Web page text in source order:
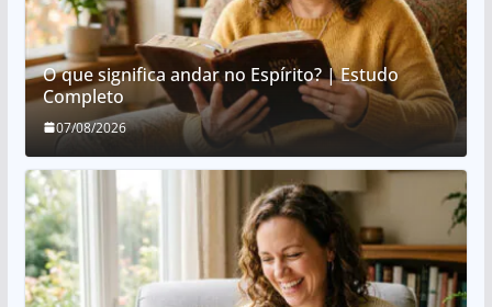
O que significa andar no Espírito? | Estudo
Completo
07/08/2026